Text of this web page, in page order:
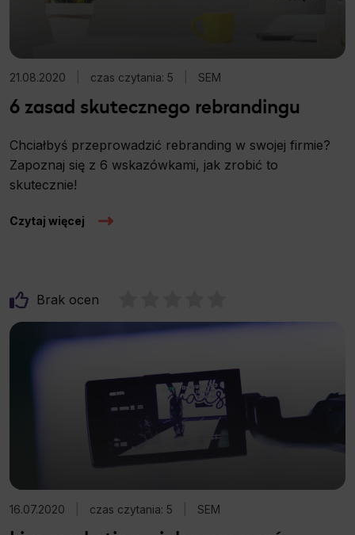
21.08.2020 czas czytania: 5 SEM
6 zasad skutecznego rebrandingu
Chciałbyś przeprowadzić rebranding w swojej firmie?
Zapoznaj się z 6 wskazówkami, jak zrobić to
skutecznie!
Czytaj więcej
Brak ocen
16.07.2020 czas czytania: 5 SEM